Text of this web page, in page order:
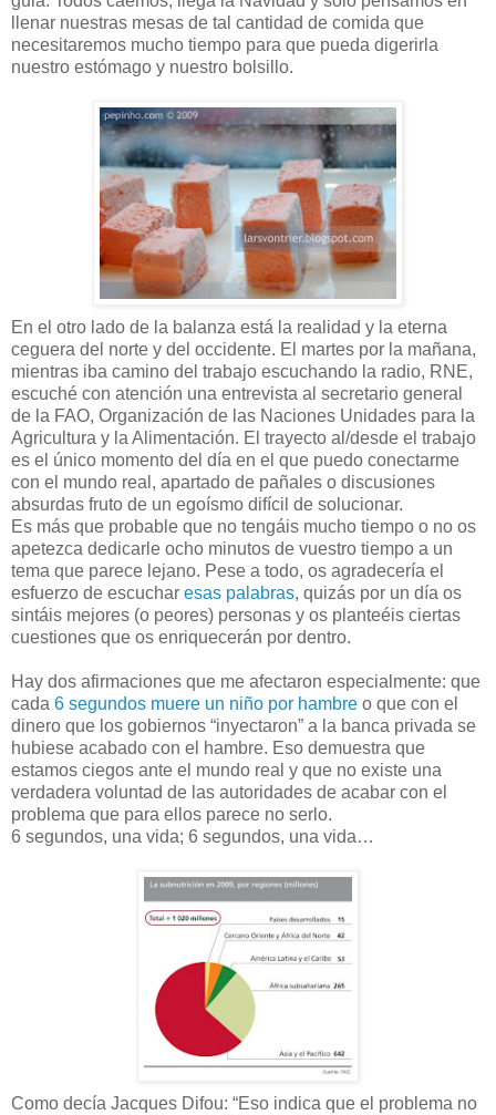
llenar nuestras mesas de tal cantidad de comida que
necesitaremos mucho tiempo para que pueda digerirla
nuestro estómago y nuestro bolsillo.
En el otro lado de la balanza está la realidad y la eterna
ceguera del norte y del occidente. El martes por la mañana,
mientras iba camino del trabajo escuchando la radio, RNE,
escuché con atención una entrevista al secretario general
de la FAO, Organización de las Naciones Unidades para la
Agricultura y la Alimentación. El trayecto al/desde el trabajo
es el único momento del día en el que puedo conectarme
con el mundo real, apartado de pañales o discusiones
absurdas fruto de un egoísmo difícil de solucionar.
Es más que probable que no tengáis mucho tiempo o no os
apetezca dedicarle ocho minutos de vuestro tiempo a un
tema que parece lejano. Pese a todo, os agradecería el
esfuerzo de escuchar esas palabras, quizás por un día os
sintáis mejores (o peores) personas y os planteéis ciertas
cuestiones que os enriquecerán por dentro.
Hay dos afirmaciones que me afectaron especialmente: que
cada 6 segundos muere un niño por hambre o que con el
dinero que los gobiernos “inyectaron” a la banca privada se
hubiese acabado con el hambre. Eso demuestra que
estamos ciegos ante el mundo real y que no existe una
verdadera voluntad de las autoridades de acabar con el
problema que para ellos parece no serlo.
6 segundos, una vida; 6 segundos, una vida…
Como decía Jacques Difou: “Eso indica que el problema no